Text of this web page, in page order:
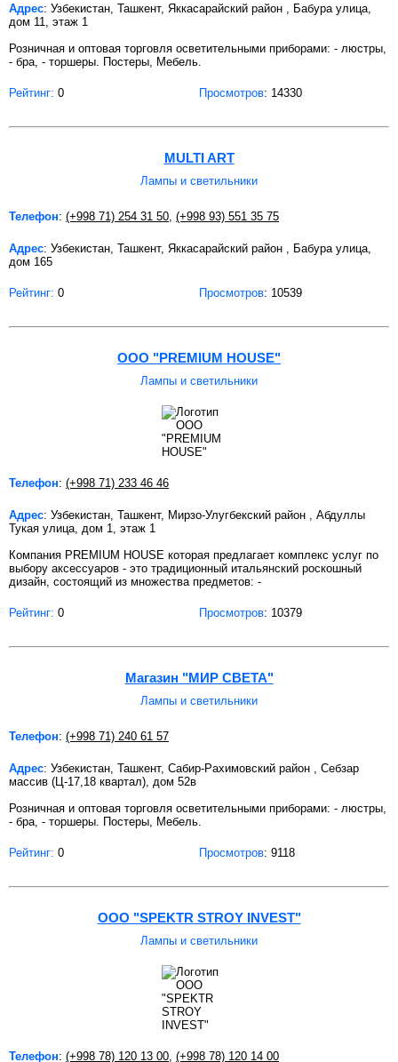
Адрес: Узбекистан, Ташкент, Яккасарайский район , Бабура улица,
дом 11, этаж 1
Розничная и оптовая торговля осветительными приборами: - люстры,
- бра, - торшеры. Постеры, Мебель.
Рейтинг: 0 Просмотров: 14330
MULTI ART
Лампы и светильники
Телефон: (+998 71) 254 31 50 (+998 93) 551 35 75
Адрес: Узбекистан, Ташкент, Яккасарайский район , Бабура улица,
дом 165
Рейтинг: 0 Просмотров: 10539
OOO "PREMIUM HOUSE"
Лампы и светильники
Телефон: (+998 71) 233 46 46
Адрес: Узбекистан, Ташкент, Мирзо-Улугбекский район , Абдуллы
Тукая улица, дом 1, этаж 1
Компания PREMIUM HOUSE которая предлагает комплекс услуг по
выбору аксессуаров - это традиционный итальянский роскошный
дизайн, состоящий из множества предметов: -
Рейтинг: 0 Просмотров: 10379
Магазин "МИР СВЕТА"
Лампы и светильники
Телефон: (+998 71) 240 61 57
Адрес: Узбекистан, Ташкент, Сабир-Рахимовский район , Себзар
массив (Ц-17,18 квартал), дом 52в
Розничная и оптовая торговля осветительными приборами: - люстры,
- бра, - торшеры. Постеры, Мебель.
Рейтинг: 0 Просмотров: 9118
OOO "SPEKTR STROY INVEST"
Лампы и светильники
Телефон: (+998 78) 120 13 00 (+998 78) 120 14 00